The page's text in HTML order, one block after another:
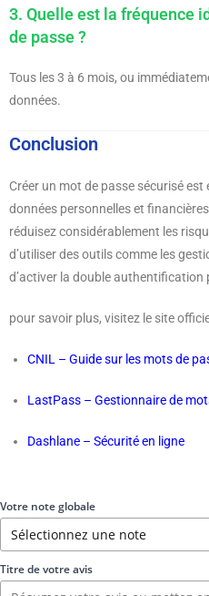
3. Quelle est la fréquence
de passe ?
Tous les 3 à 6 mois, ou
données.
Conclusion
Créer un mot de passe sécurisé
données personnelles et
réduisez considérablement les
d’utiliser des outils comme les
d’activer la double authentification
pour savoir plus, visitez le site
CNIL – Guide sur les mots de
LastPass – Gestionnaire de
Dashlane – Sécurité en ligne
Votre note globale
Titre de votre avis